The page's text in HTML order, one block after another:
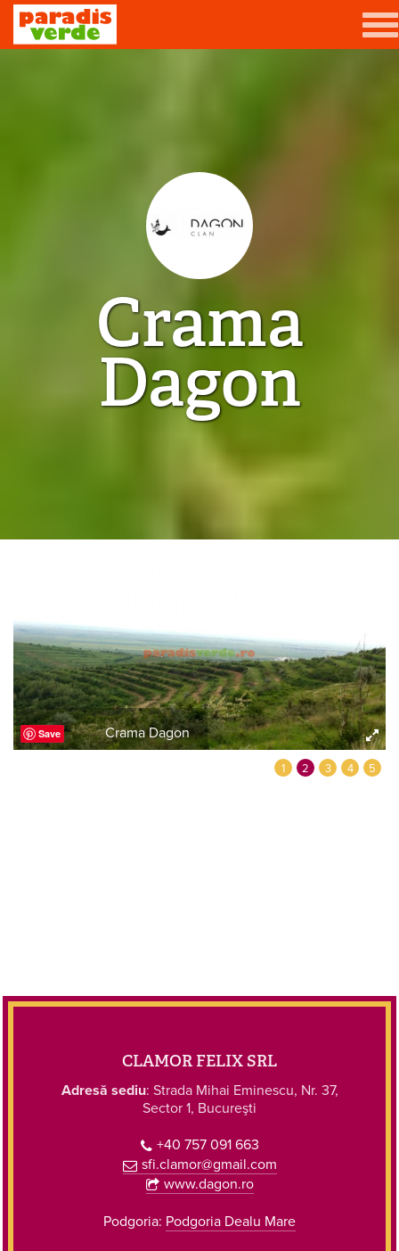
Crama
Dagon
Save Crama Dagon
CLAMOR FELIX SRL
Adresă sediu: Strada Mihai Eminescu, Nr. 37,
Sector 1, Bucureşti
+40 757 091 663
sfi.clamor@gmail.com
www.dagon.ro
Podgoria: Podgoria Dealu Mare